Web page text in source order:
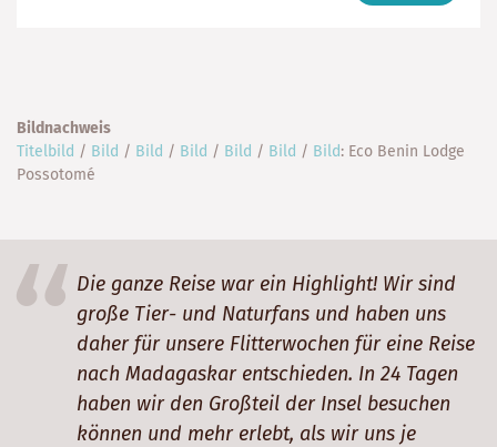
Bildnachweis
Titelbild / Bild / Bild / Bild / Bild / Bild / Bild: Eco Benin Lodge
Possotomé
Die ganze Reise war ein Highlight! Wir sind
große Tier- und Naturfans und haben uns
daher für unsere Flitterwochen für eine Reise
nach Madagaskar entschieden. In 24 Tagen
haben wir den Großteil der Insel besuchen
können und mehr erlebt, als wir uns je